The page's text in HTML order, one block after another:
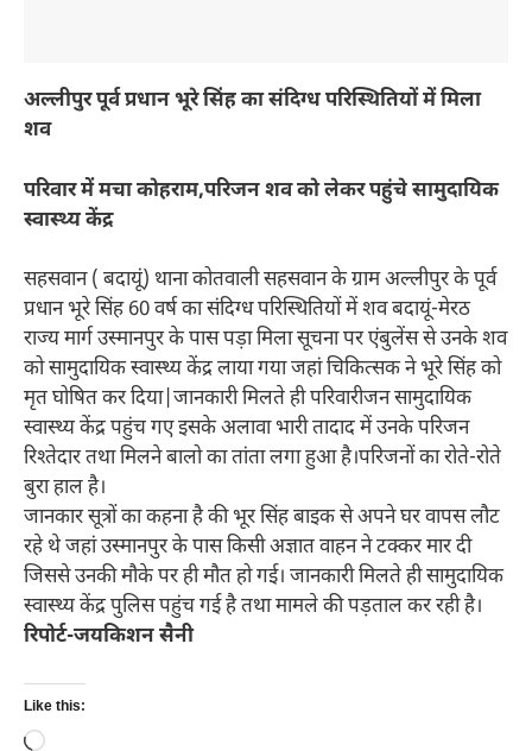
अल्लीपुर पूर्व प्रधान भूरे सिंह का संदिग्ध परिस्थितियों में मिला
शव
परिवार में मचा कोहराम,परिजन शव को लेकर पहुंचे सामुदायिक
स्वास्थ्य केंद्र
सहसवान ( बदायूं) थाना कोतवाली सहसवान के ग्राम अल्लीपुर के पूर्व
प्रधान भूरे सिंह 60 वर्ष का संदिग्ध परिस्थितियों में शव बदायूं-मेरठ
राज्य मार्ग उस्मानपुर के पास पड़ा मिला सूचना पर एंबुलेंस से उनके शव
को सामुदायिक स्वास्थ्य केंद्र लाया गया जहां चिकित्सक ने भूरे सिंह को
मृत घोषित कर दिया|जानकारी मिलते ही परिवारीजन सामुदायिक
स्वास्थ्य केंद्र पहुंच गए इसके अलावा भारी तादाद में उनके परिजन
रिश्तेदार तथा मिलने बालो का तांता लगा हुआ है।परिजनों का रोते-रोते
बुरा हाल है।
जानकार सूत्रों का कहना है की भूर सिंह बाइक से अपने घर वापस लौट
रहे थे जहां उस्मानपुर के पास किसी अज्ञात वाहन ने टक्कर मार दी
जिससे उनकी मौके पर ही मौत हो गई। जानकारी मिलते ही सामुदायिक
स्वास्थ्य केंद्र पुलिस पहुंच गई है तथा मामले की पड़ताल कर रही है।
रिपोर्ट-जयकिशन सैनी
Like this:
Loading…